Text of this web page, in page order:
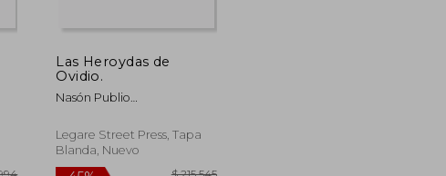
$ 118.550 dcto.
Las Heroydas de
Ovidio.
Nasón Publio
(Madrid)
Legare Street Press, Tapa
Blanda, Nuevo